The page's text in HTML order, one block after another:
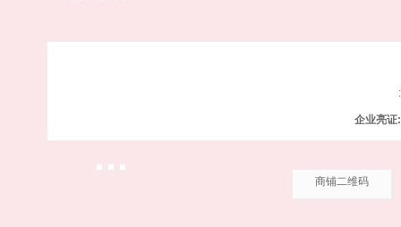
企业亮证:
商铺二维码